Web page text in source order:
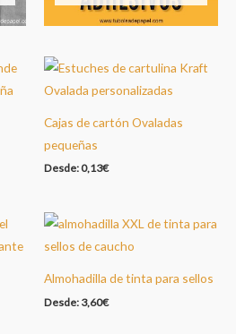
Cajas de cartón Ovaladas
pequeñas
Desde:0,13€
Almohadilla de tinta para sellos
Desde: 3,60€